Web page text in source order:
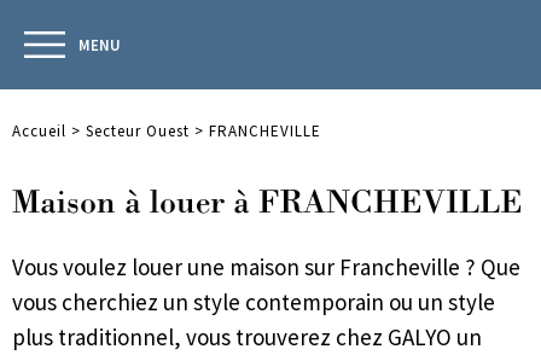
MENU
Accueil > Secteur Ouest > FRANCHEVILLE
Maison à louer à FRANCHEVILLE
Vous voulez louer une maison sur Francheville ? Que
vous cherchiez un style contemporain ou un style
plus traditionnel, vous trouverez chez GALYO un